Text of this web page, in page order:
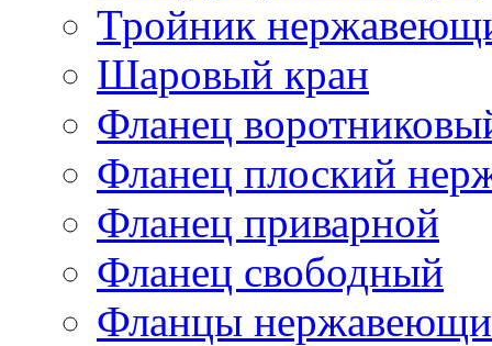
Тройник
Шаровый кран
Фланец
Фланец плоский
Фланец приварной
Фланец свободный
Фланцы